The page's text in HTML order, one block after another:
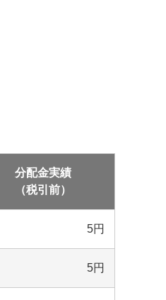
分配金実績
（税引前）
5円
5円